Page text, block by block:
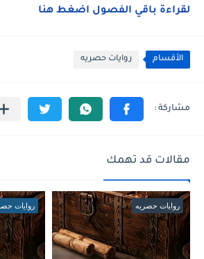
لقراءة باقي الفصول اضغط هنا
الأقسام روايات حصريه
مقالات قد تهمك
روايات حصريه روايات